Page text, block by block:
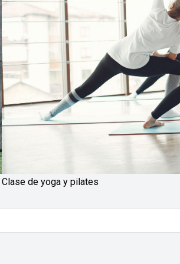
Clase de yoga y pilates